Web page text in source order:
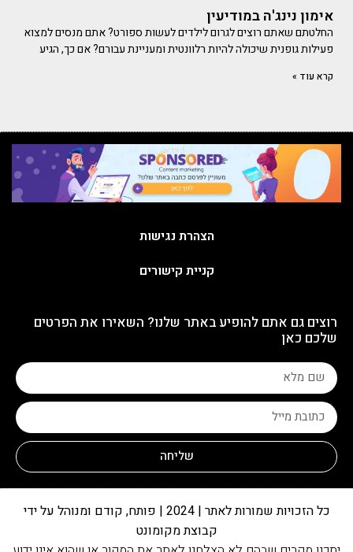
אימון נינג'ה במודיעין
החלטתם שאתם רוצים לגרום לילדים לעשות ספורט? אתם מנסים למצוא
פעילות גופנית שיכולה להיות רלוונטית ומעניינת עבורם? אם כך, הגיע
קרא עוד »
הצהרת נגישות
קניית קישורים
רוצים גם אתם להופיע באתר שלנו? השאירו את הפרטים
שלכם כאן
שליחה
כל הזכויות שמורות לאתר | 2024 | פותח, קודם ומנוהל על ידי
קבוצת מקומונט